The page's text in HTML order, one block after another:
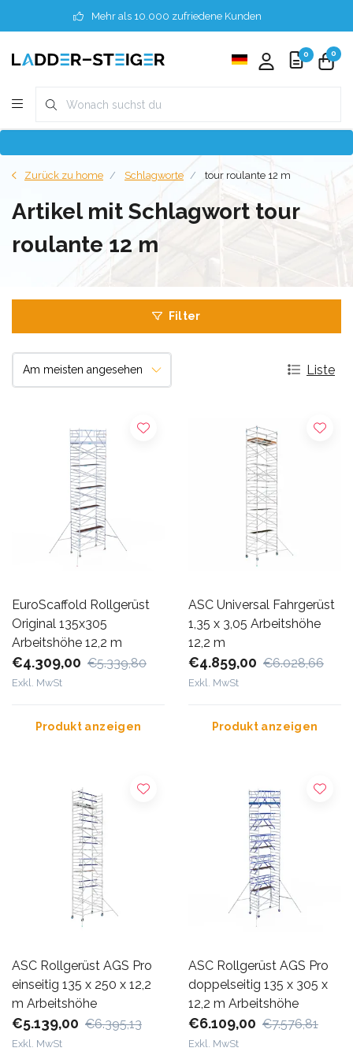
Mehr als 10.000 zufriedene Kunden
0 0
Zurück zu home Schlagworte tour roulante 12 m
Artikel mit Schlagwort tour
roulante 12 m
Filter
Liste
EuroScaffold Rollgerüst
Original 135x305
Arbeitshöhe 12,2 m
€4.309,00 €5.339,80
Exkl. MwSt
Produkt anzeigen
ASC Universal Fahrgerüst
1,35 x 3,05 Arbeitshöhe
12,2 m
€4.859,00 €6.028,66
Exkl. MwSt
Produkt anzeigen
ASC Rollgerüst AGS Pro
einseitig 135 x 250 x 12,2
m Arbeitshöhe
€5.139,00 €6.395,13
Exkl. MwSt
ASC Rollgerüst AGS Pro
doppelseitig 135 x 305 x
12,2 m Arbeitshöhe
€6.109,00 €7.576,81
Exkl. MwSt